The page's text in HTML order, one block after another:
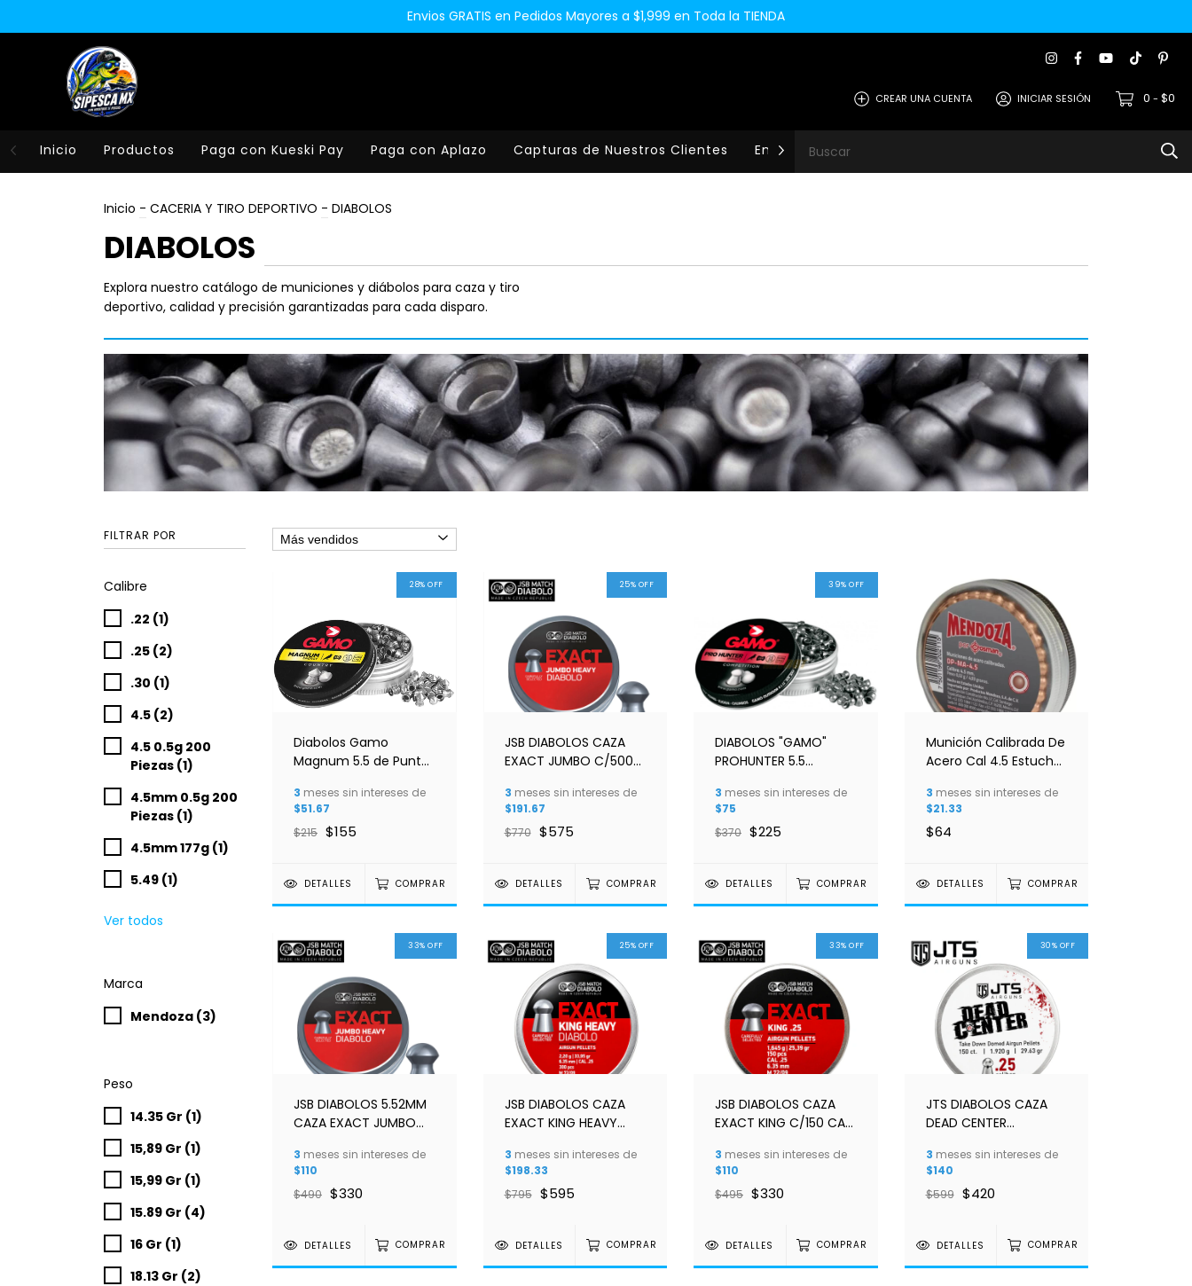
Envios GRATIS en Pedidos Mayores a $1,999 en Toda la TIENDA
CREAR UNA CUENTA INICIAR SESIÓN 0 - $0
Inicio Productos Paga con Kueski Pay Paga con Aplazo Capturas de Nuestros Clientes Envios Metodos de Pago Opiniones de
Inicio - CACERIA Y TIRO DEPORTIVO - DIABOLOS
DIABOLOS
Explora nuestro catálogo de municiones y diábolos para caza y tiro
deportivo, calidad y precisión garantizadas para cada disparo.
FILTRAR POR
Calibre
.22 (1)
.25 (2)
.30 (1)
4.5 (2)
4.5 0.5g 200
Piezas (1)
4.5mm 0.5g 200
Piezas (1)
4.5mm 177g (1)
5.49 (1)
Ver todos
Marca
Mendoza (3)
Peso
14.35 Gr (1)
15,89 Gr (1)
15,99 Gr (1)
15.89 Gr (4)
16 Gr (1)
18.13 Gr (2)
28% OFF
Diabolos Gamo
Magnum 5.5 de Punta
3 meses sin intereses de
$51.67
$215 $155
DETALLES COMPRAR
25% OFF
JSB DIABOLOS CAZA
EXACT JUMBO C/500
5.50MM M 46/08
3 meses sin intereses de
$191.67
$770 $575
DETALLES COMPRAR
39% OFF
DIABOLOS "GAMO"
PROHUNTER 5.5
3 meses sin intereses de
$75
$370 $225
DETALLES COMPRAR
Munición Calibrada De
Acero Cal 4.5 Estuche
3 meses sin intereses de
$21.33
$64
DETALLES COMPRAR
33% OFF
JSB DIABOLOS 5.52MM
CAZA EXACT JUMBO
1,175G 5.52MM
3 meses sin intereses de
$110
$490 $330
DETALLES COMPRAR
25% OFF
JSB DIABOLOS CAZA
EXACT KING HEAVY
6.35MM M 72/09
3 meses sin intereses de
$198.33
$795 $595
DETALLES COMPRAR
33% OFF
JSB DIABOLOS CAZA
EXACT KING C/150 CAL
72/09
3 meses sin intereses de
$110
$495 $330
DETALLES COMPRAR
30% OFF
JTS DIABOLOS CAZA
DEAD CENTER
29.6gr domed pellet
c/150
3 meses sin intereses de
$140
$599 $420
DETALLES COMPRAR